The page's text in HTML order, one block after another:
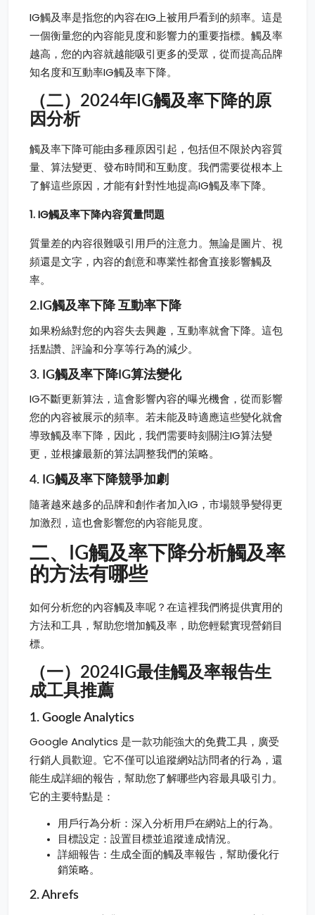
IG觸及率是指您的內容在IG上被用戶看到的頻率。這是
一個衡量您的內容能見度和影響力的重要指標。觸及率
越高，您的內容就越能吸引更多的受眾，從而提高品牌
知名度和互動率IG觸及率下降。
（二）2024年IG觸及率下降的原
因分析
觸及率下降可能由多種原因引起，包括但不限於內容質
量、算法變更、發布時間和互動度。我們需要從根本上
了解這些原因，才能有針對性地提高IG觸及率下降。
1. IG觸及率下降內容質量問題
質量差的內容很難吸引用戶的注意力。無論是圖片、視
頻還是文字，內容的創意和專業性都會直接影響觸及
率。
2.IG觸及率下降 互動率下降
如果粉絲對您的內容失去興趣，互動率就會下降。這包
括點讚、評論和分享等行為的減少。
3. IG觸及率下降IG算法變化
IG不斷更新算法，這會影響內容的曝光機會，從而影響
您的內容被展示的頻率。若未能及時適應這些變化就會
導致觸及率下降，因此，我們需要時刻關注IG算法變
更，並根據最新的算法調整我們的策略。
4. IG觸及率下降競爭加劇
隨著越來越多的品牌和創作者加入IG，市場競爭變得更
加激烈，這也會影響您的內容能見度。
二、IG觸及率下降分析觸及率
的方法有哪些
如何分析您的內容觸及率呢？在這裡我們將提供實用的
方法和工具，幫助您增加觸及率，助您輕鬆實現營銷目
標。
（一）2024IG最佳觸及率報告生
成工具推薦
1. Google Analytics
Google Analytics 是一款功能強大的免費工具，廣受
行銷人員歡迎。它不僅可以追蹤網站訪問者的行為，還
能生成詳細的報告，幫助您了解哪些內容最具吸引力。
它的主要特點是：
用戶行為分析：深入分析用戶在網站上的行為。
目標設定：設置目標並追蹤達成情況。
詳細報告：生成全面的觸及率報告，幫助優化行
銷策略。
2. Ahrefs